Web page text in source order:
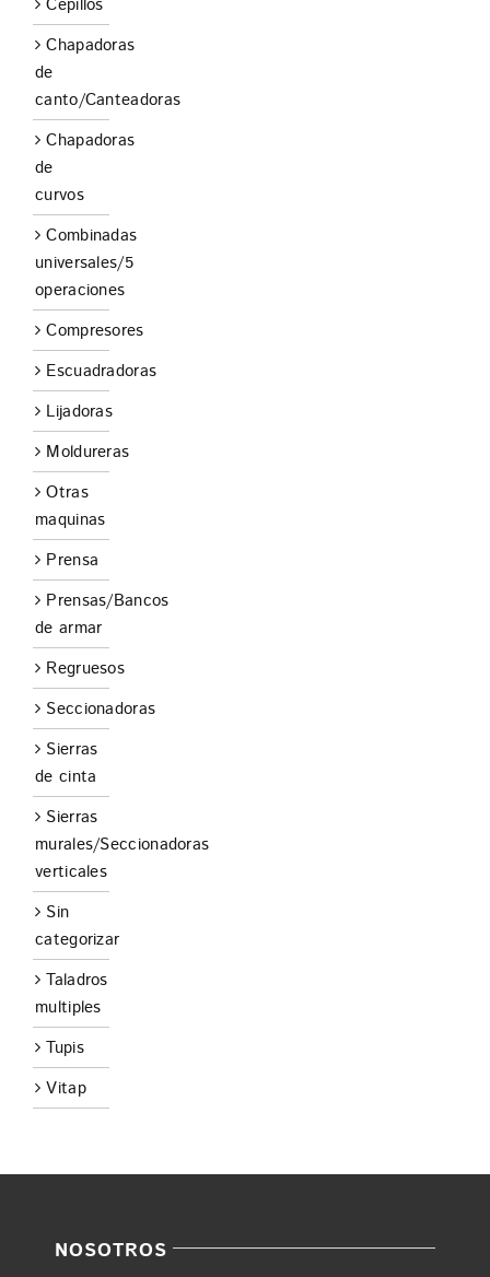
Cepillos
Chapadoras
de
canto/Canteadoras
Chapadoras
de
curvos
Combinadas
universales/5
operaciones
Compresores
Escuadradoras
Lijadoras
Moldureras
Otras
maquinas
Prensa
Prensas/Bancos
de armar
Regruesos
Seccionadoras
Sierras
de cinta
Sierras
murales/Seccionadoras
verticales
Sin
categorizar
Taladros
multiples
Tupis
Vitap
NOSOTROS